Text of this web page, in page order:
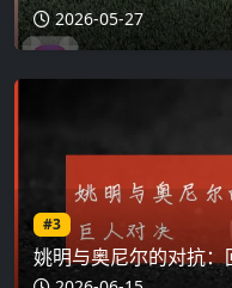
2026-05-27
#3
姚明与奥尼尔的对抗